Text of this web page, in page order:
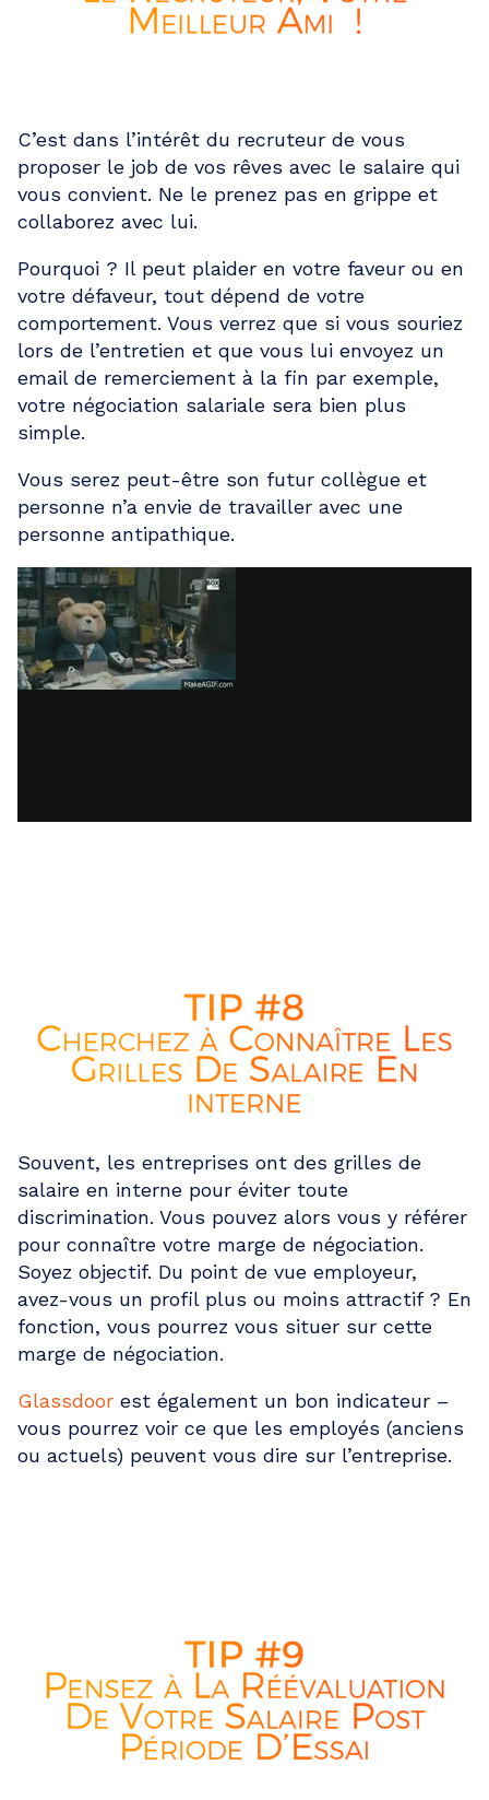
C’est dans l’intérêt du recruteur de vous
proposer le job de vos rêves avec le salaire qui
vous convient. Ne le prenez pas en grippe et
collaborez avec lui.
Pourquoi ? Il peut plaider en votre faveur ou en
votre défaveur, tout dépend de votre
comportement. Vous verrez que si vous souriez
lors de l’entretien et que vous lui envoyez un
email de remerciement à la fin par exemple,
votre négociation salariale sera bien plus
simple.
Vous serez peut-être son futur collègue et
personne n’a envie de travailler avec une
personne antipathique.
Souvent, les entreprises ont des grilles de
salaire en interne pour éviter toute
discrimination. Vous pouvez alors vous y référer
pour connaître votre marge de négociation.
Soyez objectif. Du point de vue employeur,
avez-vous un profil plus ou moins attractif ? En
fonction, vous pourrez vous situer sur cette
marge de négociation.
Glassdoor est également un bon indicateur –
vous pourrez voir ce que les employés (anciens
ou actuels) peuvent vous dire sur l’entreprise.